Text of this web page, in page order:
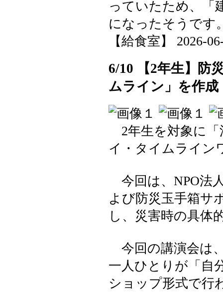
っていたため、「
になったそうです
【給食室】 2026-
6/10 【2年生】防
ムライン」を作成
2年生を対象に「
イ・タイムライン
今回は、NPO法
よび防災玉手箱サ
し、災害時の具体
今回の講演会は
一人ひとりが「自
ショップ形式で行